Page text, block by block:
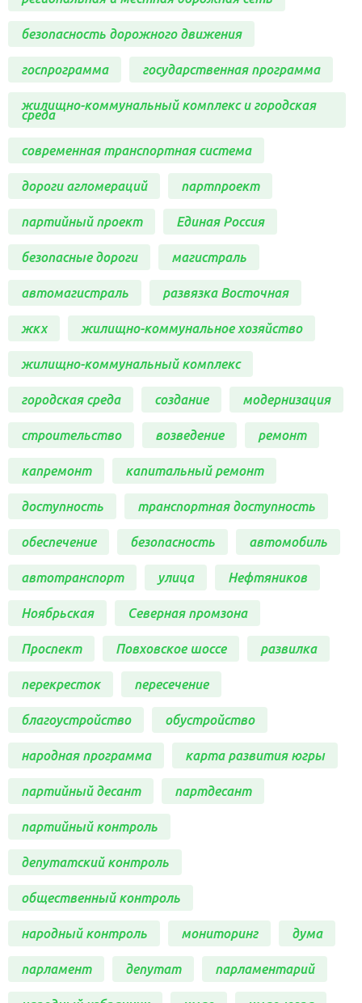
безопасность дорожного движения
госпрограмма государственная программа
жилищно-коммунальный комплекс и городская
среда
современная транспортная система
дороги агломераций партпроект
партийный проект Единая Россия
безопасные дороги магистраль
автомагистраль развязка Восточная
жкх жилищно-коммунальное хозяйство
жилищно-коммунальный комплекс
городская среда создание модернизация
строительство возведение ремонт
капремонт капитальный ремонт
доступность транспортная доступность
обеспечение безопасность автомобиль
автотранспорт улица Нефтяников
Ноябрьская Северная промзона
Проспект Повховское шоссе развилка
перекресток пересечение
благоустройство обустройство
народная программа карта развития югры
партийный десант партдесант
партийный контроль
депутатский контроль
общественный контроль
народный контроль мониторинг дума
парламент депутат парламентарий